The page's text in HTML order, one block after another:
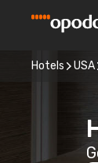
Hotels USA